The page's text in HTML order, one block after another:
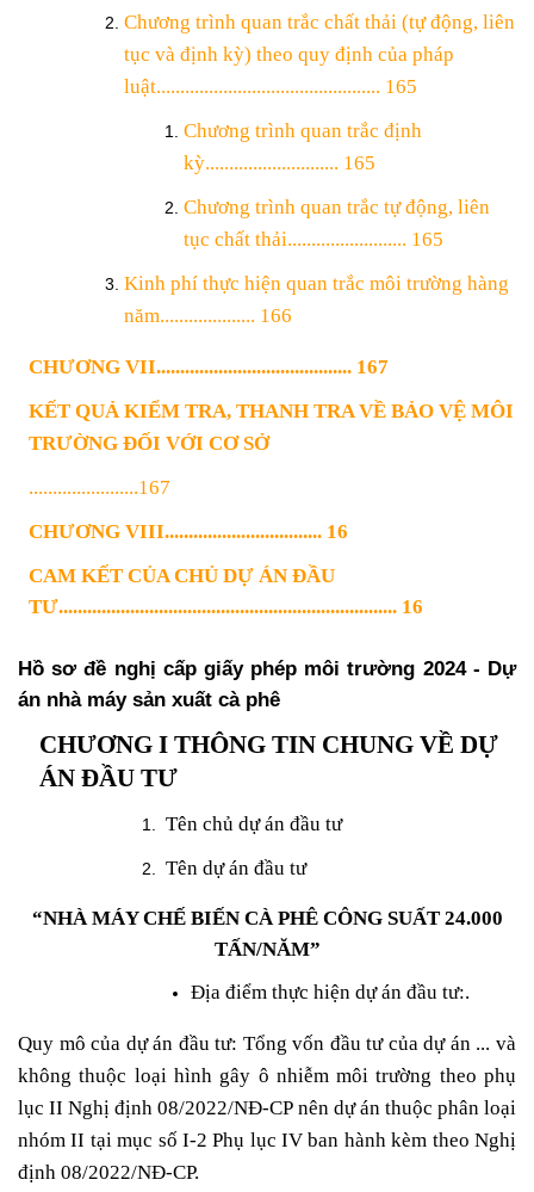
Chương trình quan trắc chất thải (tự động, liên
tục và định kỳ) theo quy định của pháp
luật............................................... 165
Chương trình quan trắc định
kỳ............................ 165
Chương trình quan trắc tự động, liên
tục chất thải......................... 165
Kinh phí thực hiện quan trắc môi trường hàng
năm.................... 166
CHƯƠNG VII......................................... 167
KẾT QUẢ KIỂM TRA, THANH TRA VỀ BẢO VỆ MÔI
TRƯỜNG ĐỐI VỚI CƠ SỞ
.......................167
CHƯƠNG VIII................................. 16
CAM KẾT CỦA CHỦ DỰ ÁN ĐẦU
TƯ....................................................................... 16
Hồ sơ đề nghị cấp giấy phép môi trường 2024- Dự
án nhà máy sản xuất cà phê
CHƯƠNG I THÔNG TIN CHUNG VỀ DỰ
ÁN ĐẦU TƯ
Tên chủ dự án đầu tư
Tên dự án đầu tư
“NHÀ MÁY CHẾ BIẾN CÀ PHÊ CÔNG SUẤT 24.000
TẤN/NĂM”
Địa điểm thực hiện dự án đầu tư:.
Quy mô của dự án đầu tư: Tổng vốn đầu tư của dự án ... và
không thuộc loại hình gây ô nhiễm môi trường theo phụ
lục II Nghị định 08/2022/NĐ-CP nên dự án thuộc phân loại
nhóm II tại mục số I-2 Phụ lục IV ban hành kèm theo Nghị
định 08/2022/NĐ-CP.